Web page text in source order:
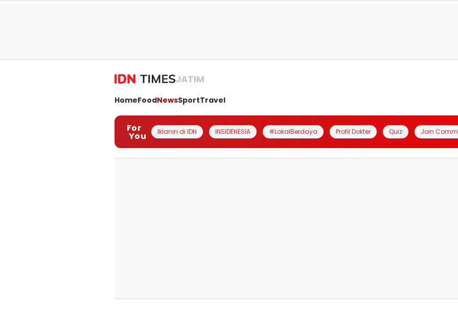
JATIM
HomeFoodNewsSportTravel
For
You Iklanin di IDN INSIDENESIA #LokalBerdaya Profil Dokter Quiz Join